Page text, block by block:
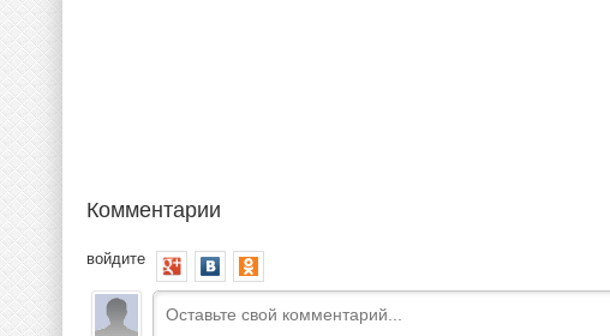
Комментарии
войдите